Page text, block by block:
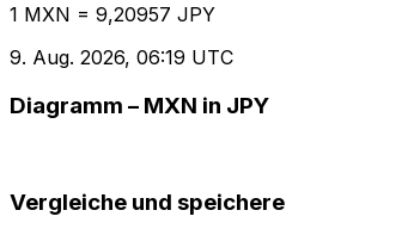
1 MXN = 9,20957 JPY
9. Aug. 2026, 06:19 UTC
Diagramm – MXN in JPY
Vergleiche und speichere